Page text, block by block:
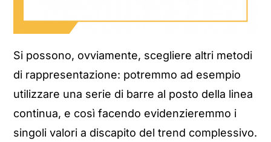
Si possono, ovviamente, scegliere altri metodi
di rappresentazione: potremmo ad esempio
utilizzare una serie di barre al posto della linea
continua, e così facendo evidenzieremmo i
singoli valori a discapito del trend complessivo.